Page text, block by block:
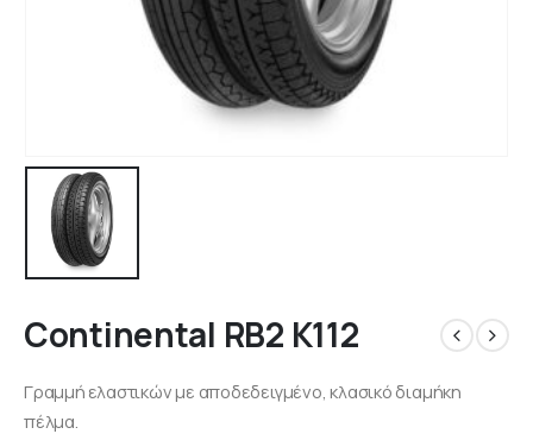
Continental RB2 K112
Γραμμή ελαστικών με αποδεδειγμένο, κλασικό διαμήκη
πέλμα.